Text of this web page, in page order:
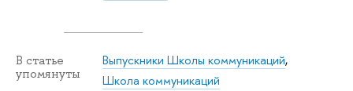
В статье
упомянуты
Выпускники Школы коммуникаций,
Школа коммуникаций